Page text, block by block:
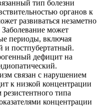
тип болезни
органов к
развиваться незаметно
может
периоды, включая
и постпубертатный.
дефицит на
связан с нарушением
к низкой концентрации
типа
концентрации